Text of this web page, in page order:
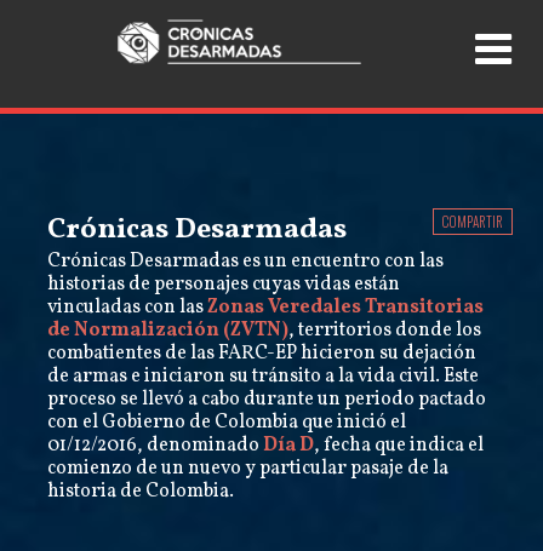
Crónicas Desarmadas
Crónicas Desarmadas es un encuentro con las
historias de personajes cuyas vidas están
vinculadas con lasZonas Veredales Transitorias
de Normalización (ZVTN), territorios donde los
combatientes de las FARC-EP hicieron su dejación
de armas e iniciaron su tránsito a la vida civil. Este
proceso se llevó a cabo durante un periodo pactado
con el Gobierno de Colombia que inició el
01/12/2016, denominadoDía D, fecha que indica el
comienzo de un nuevo y particular pasaje de la
historia de Colombia.
COMPARTIR